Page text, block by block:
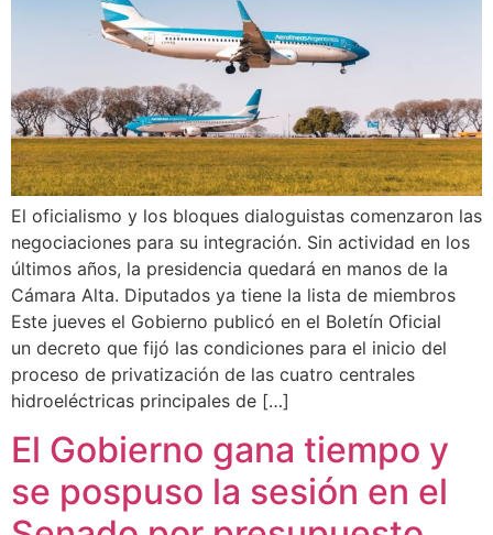
El oficialismo y los bloques dialoguistas comenzaron las
negociaciones para su integración. Sin actividad en los
últimos años, la presidencia quedará en manos de la
Cámara Alta. Diputados ya tiene la lista de miembros
Este jueves el Gobierno publicó en el Boletín Oficial
un decreto que fijó las condiciones para el inicio del
proceso de privatización de las cuatro centrales
hidroeléctricas principales de […]
El Gobierno gana tiempo y
se pospuso la sesión en el